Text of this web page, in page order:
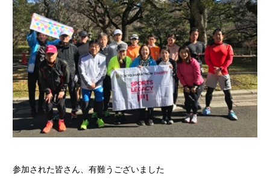
参加された皆さん、有難うございました